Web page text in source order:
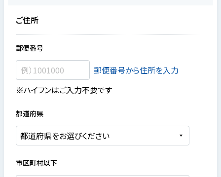
ご住所
郵便番号
郵便番号から住所を入力
※ハイフンはご入力不要です
都道府県
市区町村以下